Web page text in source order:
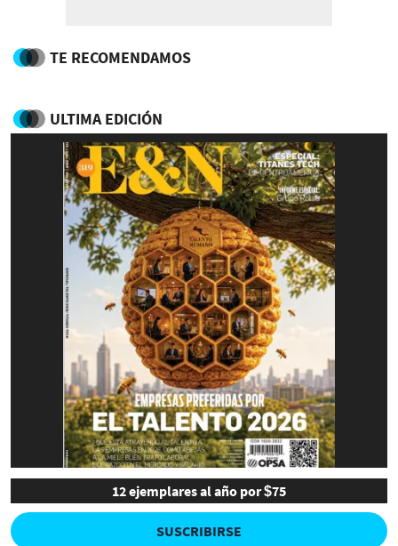
TE RECOMENDAMOS
ULTIMA EDICIÓN
12 ejemplares al año por $75
SUSCRIBIRSE